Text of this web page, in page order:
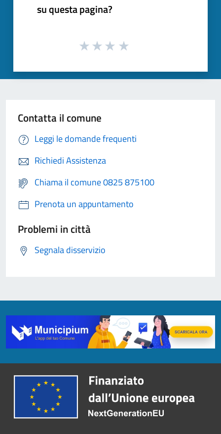
su questa pagina?
Contatta il comune
Leggi le domande frequenti
Richiedi Assistenza
Chiama il comune 0825 875100
Prenota un appuntamento
Problemi in città
Segnala disservizio